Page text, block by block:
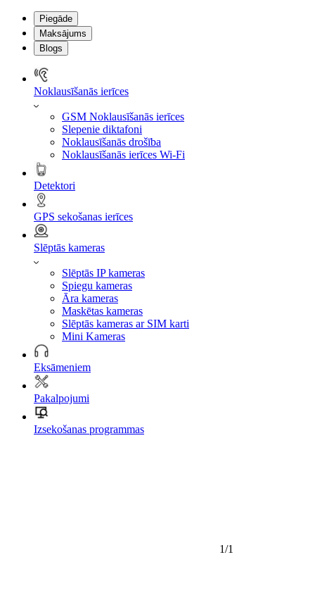
Piegāde
Maksājums
Blogs
Noklausīšanās ierīces
GSM Noklausīšanās ierīces
Slepenie diktafoni
Noklausīšanās drošība
Noklausīšanās ierīces Wi-Fi
Detektori
GPS sekošanas ierīces
Slēptās kameras
Slēptās IP kameras
Spiegu kameras
Āra kameras
Maskētas kameras
Slēptās kameras ar SIM karti
Mini Kameras
Eksāmeniem
Pakalpojumi
Izsekošanas programmas
1/1